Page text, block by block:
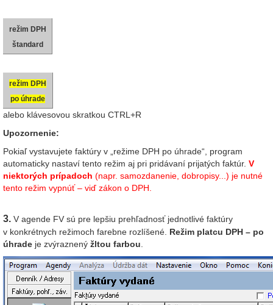
režim DPH
štandard
režim DPH
po úhrade
alebo klávesovou skratkou CTRL+R
Upozornenie:
Pokiaľ vystavujete faktúry v „režime DPH po úhrade“, program
automaticky nastaví tento režim aj pri pridávaní prijatých faktúr. V
niektorých prípadoch (napr. samozdanenie, dobropisy...) je nutné
tento režim vypnúť – viď zákon o DPH.
3. V agende FV sú pre lepšiu prehľadnosť jednotlivé faktúry
v konkrétnych režimoch farebne rozlíšené. Režim platcu DPH – po
úhrade je zvýraznený žltou farbou